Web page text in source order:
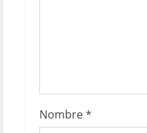
Nombre*